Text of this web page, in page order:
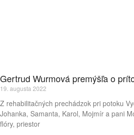
Gertrud Wurmová premýšľa o
19. augusta 2022
Z rehabilitačných prechádzok pri potoku
Johanka, Samanta, Karol, Mojmír a pani
flóry, priestor